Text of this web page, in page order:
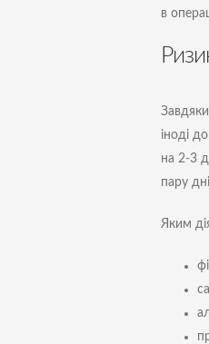
в
іноді
на 2-3
пару
Яким